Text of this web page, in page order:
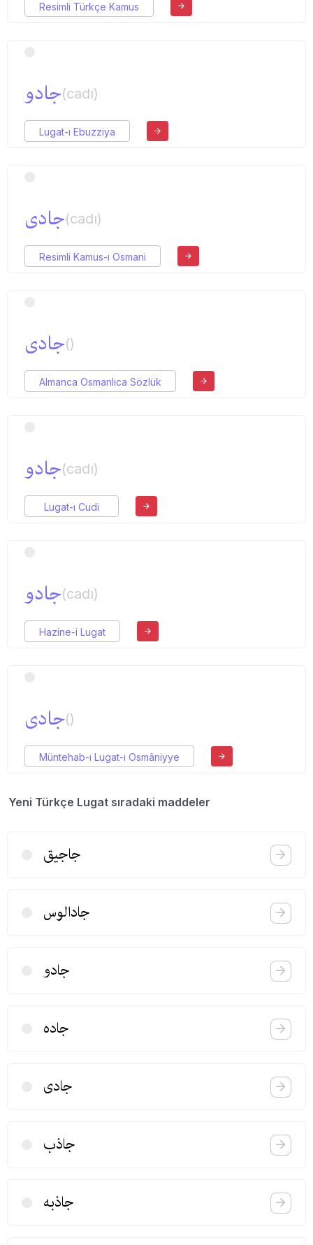
Resimli Türkçe Kamus
جادو(cadı)
Lugat-ı Ebuzziya
جادی(cadı)
Resimli Kamus-ı Osmani
جادی()
Almanca Osmanlıca Sözlük
جادو(cadı)
Lugat-ı Cudi
جادو(cadı)
Hazine-i Lugat
جادی()
Müntehab-ı Lugat-ı Osmâniyye
Yeni Türkçe Lugat sıradaki maddeler
جاجیق
جادالوس
جادو
جاده
جادی
جاذب
جاذبه